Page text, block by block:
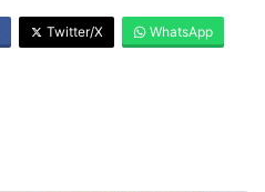
Twitter/X WhatsApp